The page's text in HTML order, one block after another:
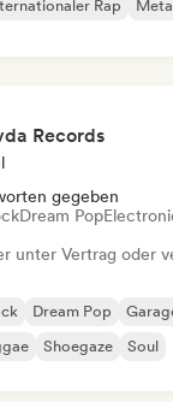
Rap
Records
gegeben
Dream Pop
unter Vertrag oder
Dream Pop
Shoegaze Soul